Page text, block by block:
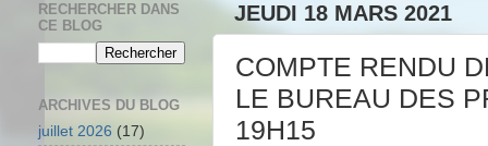
JEUDI 18 MARS 2021
COMPTE RENDU
LE BUREAU DES
19H15
RECHERCHER DANS
CE BLOG
ARCHIVES DU BLOG
juillet 2026 (17)